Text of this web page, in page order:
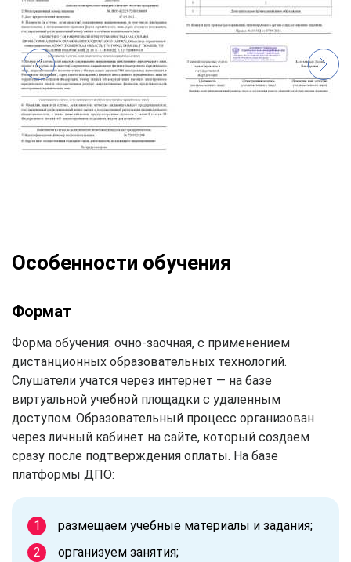
Особенности обучения
Формат
Форма обучения: очно-заочная, с применением
дистанционных образовательных технологий.
Слушатели учатся через интернет — на базе
виртуальной учебной площадки с удаленным
доступом. Образовательный процесс организован
через личный кабинет на сайте, который создаем
сразу после подтверждения оплаты. На базе
платформы ДПО:
размещаем учебные материалы и задания;
организуем занятия;